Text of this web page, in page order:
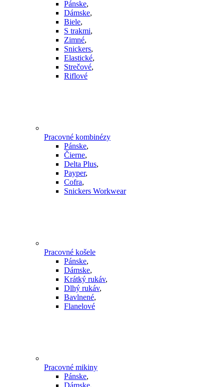
Pánske,
Dámske,
Biele,
S trakmi,
Zimné,
Snickers,
Elastické,
Strečové,
Riflové
Pracovné kombinézy
Pánske,
Čierne,
Delta Plus,
Payper,
Cofra,
Snickers Workwear
Pracovné košele
Pánske,
Dámske,
Krátký rukáv,
Dlhý rukáv,
Bavlnené,
Flanelové
Pracovné mikiny
Pánske,